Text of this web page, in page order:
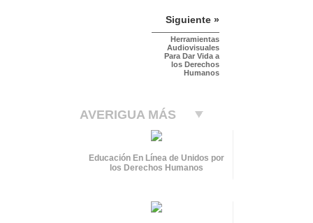
Siguiente »
Herramientas
Audiovisuales
Para Dar Vida a
los Derechos
Humanos
AVERIGUA MÁS
Educación En Línea de Unidos por
los Derechos Humanos